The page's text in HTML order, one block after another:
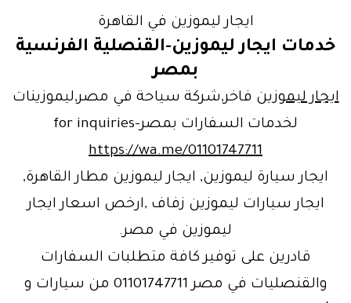
ايجار ليموزين في القاهرة
خدمات ايجار ليموزين-القنصلية الفرنسية
بمصر
ايجار ليموزين فاخر,شركة سياحة في مصر,ليموزينات
لخدمات السفارات بمصر-for inquiries
https://wa.me/01101747711
ايجار سيارة ليموزين, ايجار ليموزين مطار القاهرة,
ايجار سيارات ليموزين زفاف ,ارخص اسعار ايجار
ليموزين في مصر.
قادرين على توفير كافة متطلبات السفارات
والقنصليات في مصر 01101747711 من سيارات و